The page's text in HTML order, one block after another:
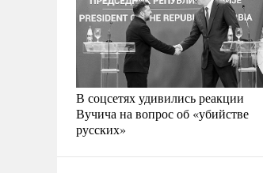
В соцсетях удивились реакции
Вучича на вопрос об «убийстве
русских»